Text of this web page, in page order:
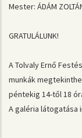
Mester: ÁDÁM
GRATULÁLUNK!
A Tolvaly Ernő
munkák
péntekig 14-től 18
A galéria látogatása